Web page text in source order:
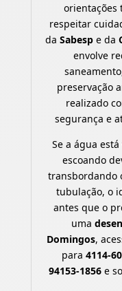
orientações
respeitar
daSabesp e da
envolve
preservação
realizado
segurança e
Se a água
escoando
transbordando
tubulação, o
antes que o
uma
Domingos,
para 4114-
94153-1856e